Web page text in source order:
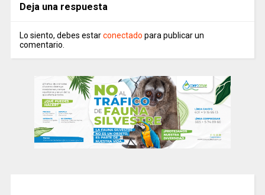
Deja una respuesta
Lo siento, debes estarconectado para publicar un
comentario.